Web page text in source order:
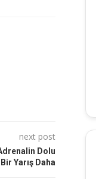
next post
Dolu
Bir Yarış Daha